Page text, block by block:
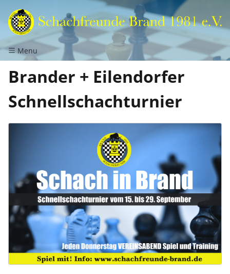
Menu
Brander + Eilendorfer
Schnellschachturnier